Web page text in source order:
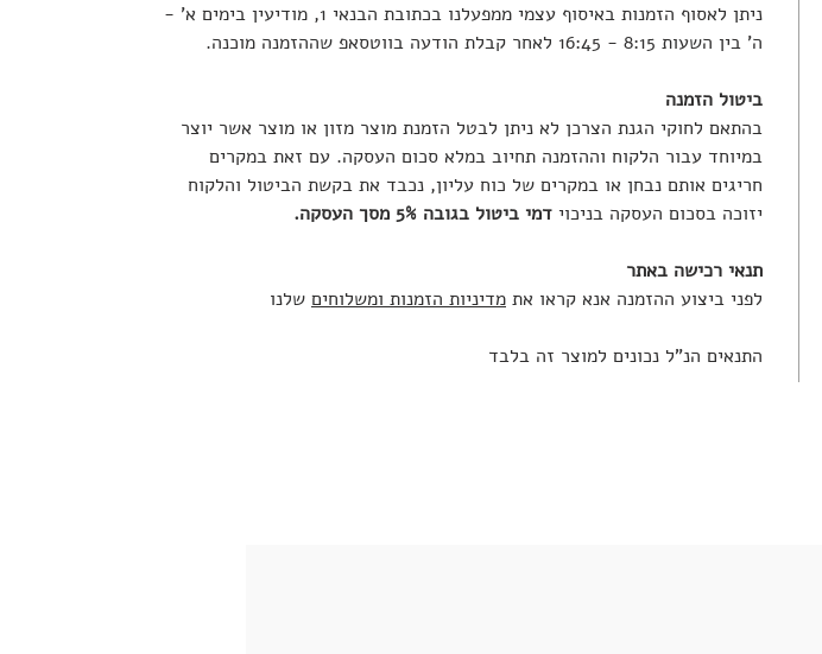
ניתן לאסוף הזמנות באיסוף עצמי ממפעלנו בכתובת הבנאי 1, מודיעין בימים א' -
ה' בין השעות 8:15 - 16:45 לאחר קבלת הודעה בווטסאפ שההזמנה מוכנה.
ביטול הזמנה
בהתאם לחוקי הגנת הצרכן לא ניתן לבטל הזמנת מוצר מזון או מוצר אשר יוצר
במיוחד עבור הלקוח וההזמנה תחיוב במלא סכום העסקה. עם זאת במקרים
חריגים אותם נבחן או במקרים של כוח עליון, נכבד את בקשת הביטול והלקוח
יזוכה בסכום העסקה בניכוי דמי ביטול בגובה 5% מסך העסקה.
תנאי רכישה באתר
לפני ביצוע ההזמנה אנא קראו את מדיניות הזמנות ומשלוחים שלנו
התנאים הנ"ל נכונים למוצר זה בלבד